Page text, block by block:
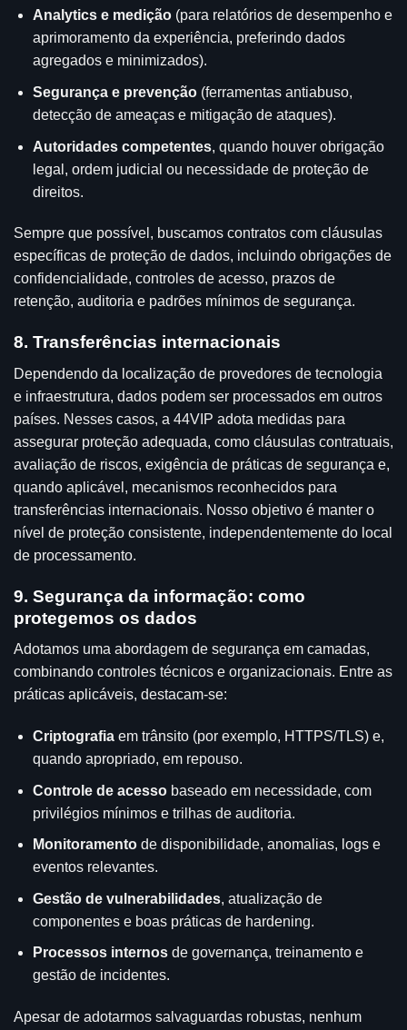
Analytics e medição(para relatórios de desempenho e
aprimoramento da experiência, preferindo dados
agregados e minimizados).
Segurança e prevenção(ferramentas antiabuso,
detecção de ameaças e mitigação de ataques).
Autoridades competentes, quando houver obrigação
legal, ordem judicial ou necessidade de proteção de
direitos.
Sempre que possível, buscamos contratos com cláusulas
específicas de proteção de dados, incluindo obrigações de
confidencialidade, controles de acesso, prazos de
retenção, auditoria e padrões mínimos de segurança.
8. Transferências internacionais
Dependendo da localização de provedores de tecnologia
e infraestrutura, dados podem ser processados em outros
países. Nesses casos, a 44VIP adota medidas para
assegurar proteção adequada, como cláusulas contratuais,
avaliação de riscos, exigência de práticas de segurança e,
quando aplicável, mecanismos reconhecidos para
transferências internacionais. Nosso objetivo é manter o
nível de proteção consistente, independentemente do local
de processamento.
9. Segurança da informação: como
protegemos os dados
Adotamos uma abordagem de segurança em camadas,
combinando controles técnicos e organizacionais. Entre as
práticas aplicáveis, destacam-se:
Criptografiaem trânsito (por exemplo, HTTPS/TLS) e,
quando apropriado, em repouso.
Controle de acessobaseado em necessidade, com
privilégios mínimos e trilhas de auditoria.
Monitoramentode disponibilidade, anomalias, logs e
eventos relevantes.
Gestão de vulnerabilidades, atualização de
componentes e boas práticas de hardening.
Processos internosde governança, treinamento e
gestão de incidentes.
Apesar de adotarmos salvaguardas robustas, nenhum